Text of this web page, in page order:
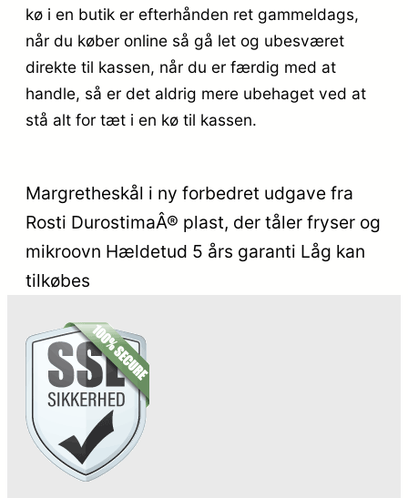
kø i en butik er efterhånden ret gammeldags,
når du køber online så gå let og ubesværet
direkte til kassen, når du er færdig med at
handle, så er det aldrig mere ubehaget ved at
stå alt for tæt i en kø til kassen.
Margretheskål i ny forbedret udgave fra
Rosti DurostimaÂ® plast, der tåler fryser og
mikroovn Hældetud 5 års garanti Låg kan
tilkøbes